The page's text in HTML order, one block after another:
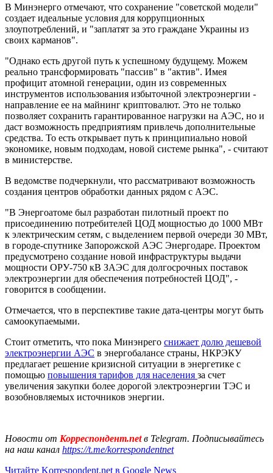
В Минэнерго отмечают, что сохранение "советской модели"
создает идеальные условия для коррупционных
злоупотреблений, и "заплатят за это граждане Украины из
своих карманов".
"Однако есть другой путь к успешному будущему. Можем
реально трансформировать "пассив" в "актив". Имея
профицит атомной генерации, один из современных
инструментов использования избыточной электроэнергии -
направление ее на майнинг криптовалют. Это не только
позволяет сохранить гарантированное нагрузки на АЭС, но и
даст возможность предприятиям привлечь дополнительные
средства. То есть открывает путь к принципиально новой
экономике, новым подходам, новой системе рынка", - считают
в министерстве.
В ведомстве подчеркнули, что рассматривают возможность
создания центров обработки данных рядом с АЭС.
"В Энергоатоме был разработан пилотный проект по
присоединению потребителей ЦОД мощностью до 1000 МВт
к электрическим сетям, с выделением первой очереди 30 МВт,
в городе-спутнике Запорожской АЭС Энергодаре. Проектом
предусмотрено создание новой инфраструктуры выдачи
мощности ОРУ-750 кВ ЗАЭС для долгосрочных поставок
электроэнергии для обеспечения потребностей ЦОД", -
говорится в сообщении.
Отмечается, что в перспективе такие дата-центры могут быть
самоокупаемыми.
Стоит отметить, что пока Минэнрего снижает долю дешевой
электроэнергии АЭС в энергобалансе страны, НКРЭКУ
предлагает решение кризисной ситуации в энергетике с
помощью повышения тарифов для населения за счет
увеличения закупки более дорогой электроэнергии ТЭС и
возобновляемых источников энергии.
Новости от Корреспондент.netв Telegram. Подписывайтесь
на наш канал https://t.me/korrespondentnet
Читайте Korrespondent.net в Google News